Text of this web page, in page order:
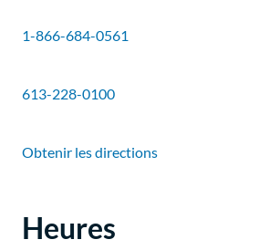
1-866-684-0561
613-228-0100
Obtenir les directions
Heures